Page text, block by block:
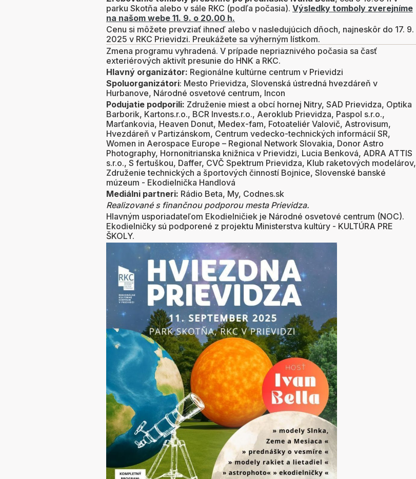
parku Skotňa alebo v sále RKC (podľa počasia). Výsledky tomboly zverejníme
na našom webe 11. 9. o 20.00 h.
Cenu si môžete prevziať ihneď alebo v nasledujúcich dňoch, najneskôr do 17. 9.
2025 v RKC Prievidzi. Preukážete sa výherným lístkom.
Zmena programu vyhradená. V prípade nepriaznivého počasia sa časť
exteriérových aktivít presunie do HNK a RKC.
Hlavný organizátor: Regionálne kultúrne centrum v Prievidzi
Spoluorganizátori: Mesto Prievidza, Slovenská ústredná hvezdáreň v
Hurbanove, Národné osvetové centrum, Incon
Podujatie podporili: Združenie miest a obcí hornej Nitry, SAD Prievidza, Optika
Barborik, Kartons.r.o., BCR Invests.r.o., Aeroklub Prievidza, Paspol s.r.o.,
Marťankovia, Heaven Donut, Medex-fam, Fotoateliér Valovič, Astrovisum,
Hvezdáreň v Partizánskom, Centrum vedecko-technických informácií SR,
Women in Aerospace Europe – Regional Network Slovakia, Donor Astro
Photography, Hornonitrianska knižnica v Prievidzi, Lucia Benková, ADRA ATTIS
s.r.o., S fertuškou, Daffer, CVČ Spektrum Prievidza, Klub raketových modelárov,
Združenie technických a športových činností Bojnice, Slovenské banské
múzeum - Ekodielnička Handlová
Mediálni partneri: Rádio Beta, My, Codnes.sk
Realizované s finančnou podporou mesta Prievidza.
Hlavným usporiadateľom Ekodielničiek je Národné osvetové centrum (NOC).
Ekodielničky sú podporené z projektu Ministerstva kultúry - KULTÚRA PRE
ŠKOLY.